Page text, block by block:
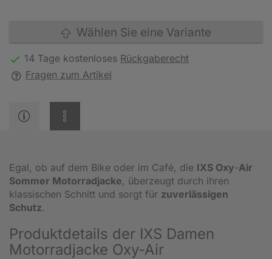
Wählen Sie eine Variante
14 Tage kostenloses Rückgaberecht
Fragen zum Artikel
Egal, ob auf dem Bike oder im Café, die IXS Oxy-Air
Sommer Motorradjacke, überzeugt durch ihren
klassischen Schnitt und sorgt für zuverlässigen
Schutz.
Produktdetails der IXS Damen
Motorradjacke Oxy-Air